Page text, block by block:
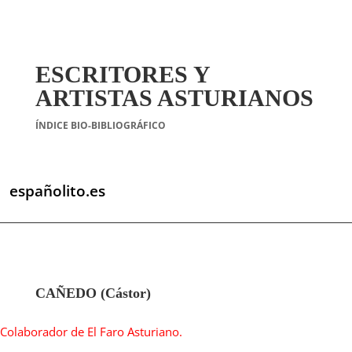
ESCRITORES Y
ARTISTAS ASTURIANOS
ÍNDICE BIO-BIBLIOGRÁFICO
españolito.es
CAÑEDO (Cástor)
Colaborador de El Faro Asturiano.